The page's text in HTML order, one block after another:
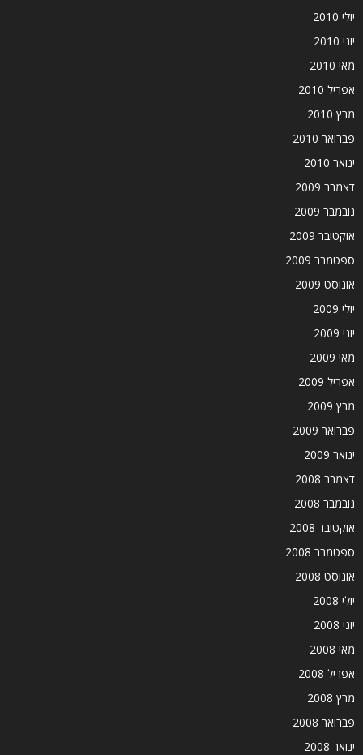
יולי 2010
יוני 2010
מאי 2010
אפריל 2010
מרץ 2010
פברואר 2010
ינואר 2010
דצמבר 2009
נובמבר 2009
אוקטובר 2009
ספטמבר 2009
אוגוסט 2009
יולי 2009
יוני 2009
מאי 2009
אפריל 2009
מרץ 2009
פברואר 2009
ינואר 2009
דצמבר 2008
נובמבר 2008
אוקטובר 2008
ספטמבר 2008
אוגוסט 2008
יולי 2008
יוני 2008
מאי 2008
אפריל 2008
מרץ 2008
פברואר 2008
ינואר 2008